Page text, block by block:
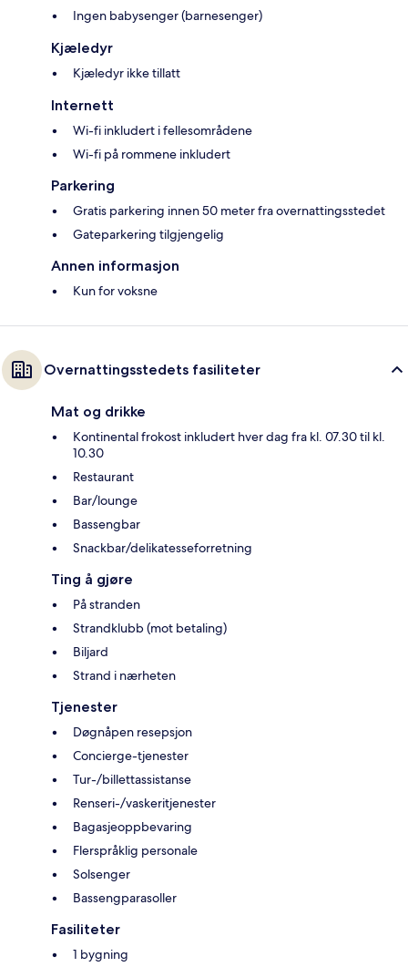
Ingen babysenger (barnesenger)
Kjæledyr
Kjæledyr ikke tillatt
Internett
Wi-fi inkludert i fellesområdene
Wi-fi på rommene inkludert
Parkering
Gratis parkering innen 50 meter fra overnattingsstedet
Gateparkering tilgjengelig
Annen informasjon
Kun for voksne
Overnattingsstedets fasiliteter
Mat og drikke
Kontinental frokost inkludert hver dag fra kl. 07.30 til kl.
10.30
Restaurant
Bar/lounge
Bassengbar
Snackbar/delikatesseforretning
Ting å gjøre
På stranden
Strandklubb (mot betaling)
Biljard
Strand i nærheten
Tjenester
Døgnåpen resepsjon
Concierge-tjenester
Tur-/billettassistanse
Renseri-/vaskeritjenester
Bagasjeoppbevaring
Flerspråklig personale
Solsenger
Bassengparasoller
Fasiliteter
1 bygning